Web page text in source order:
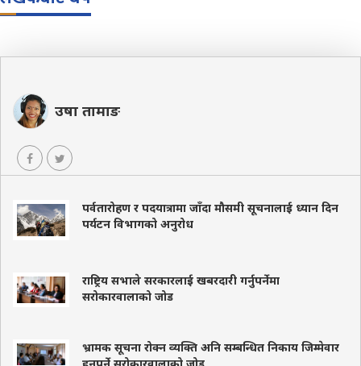
उषा तामाङ
पर्वतारोहण र पदयात्रामा जाँदा मौसमी सूचनालाई ध्यान दिन
पर्यटन विभागको अनुरोध
राष्ट्रिय सभाले सरकारलाई खबरदारी गर्नुपर्नेमा
सरोकारवालाको जोड
भ्रामक सूचना रोक्न व्यक्ति अनि सम्बन्धित निकाय जिम्मेवार